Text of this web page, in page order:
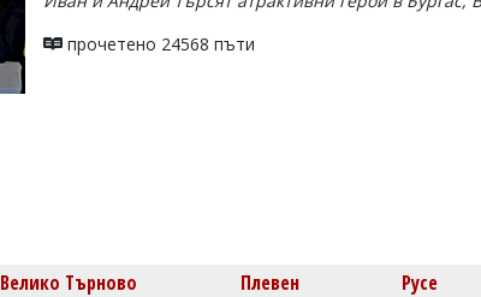
прочетено 24568 пъти
Велико Търново Плевен Русе